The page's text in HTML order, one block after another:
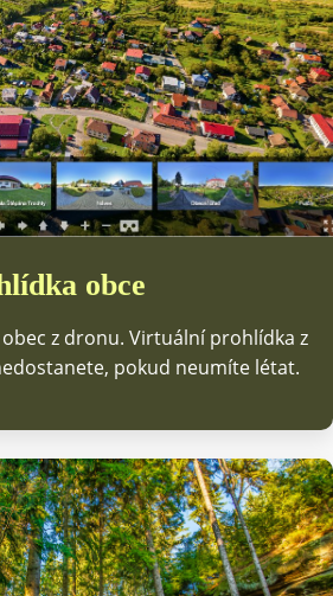
obce
z dronu. Virtuální prohlídka z
pokud neumíte létat.